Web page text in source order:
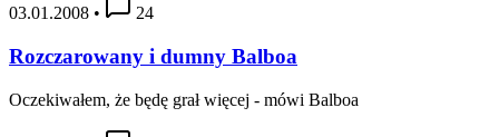
03.01.2008 • 24
Rozczarowany i dumny Balboa
Oczekiwałem, że będę grał więcej - mówi Balboa